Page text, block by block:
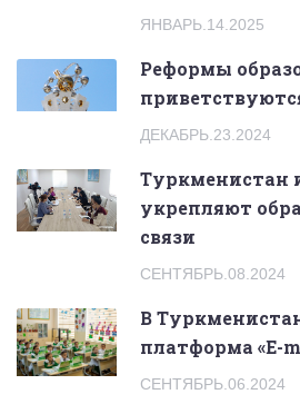
ЯНВАРЬ.14.2025
Реформы
ДЕКАБРЬ.23.2024
Туркменистан
укрепляют
связи
СЕНТЯБРЬ.08.2024
В
платформа «E-
СЕНТЯБРЬ.06.2024